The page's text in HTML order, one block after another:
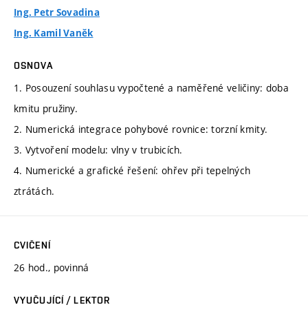
Ing. Petr Sovadina
Ing. Kamil Vaněk
OSNOVA
1. Posouzení souhlasu vypočtené a naměřené veličiny: doba
kmitu pružiny.
2. Numerická integrace pohybové rovnice: torzní kmity.
3. Vytvoření modelu: vlny v trubicích.
4. Numerické a grafické řešení: ohřev při tepelných
ztrátách.
CVIČENÍ
26 hod., povinná
VYUČUJÍCÍ / LEKTOR